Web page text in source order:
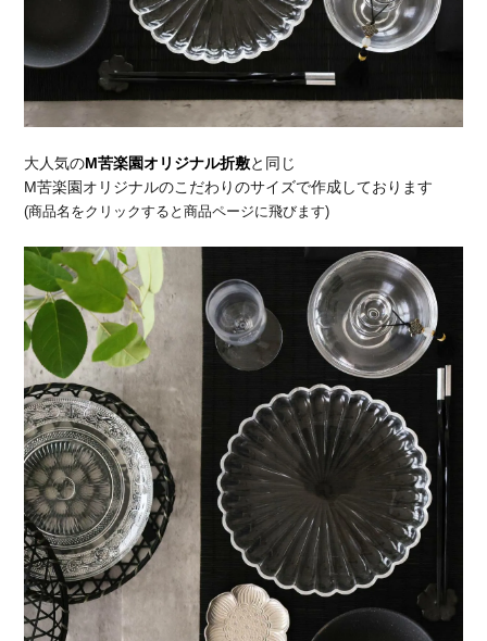
大人気のM苦楽園オリジナル折敷と同じ
M苦楽園オリジナルのこだわりのサイズで作成しております
(商品名をクリックすると商品ページに飛びます)